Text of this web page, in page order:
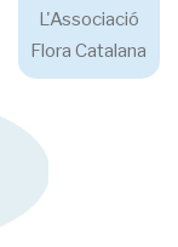
L'Associació
Flora Catalana